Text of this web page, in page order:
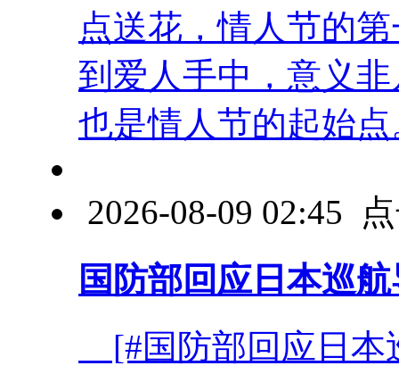
点送花，情人节的
到爱人手中，意义
也是情人节的起始
2026-08-09 02:45
国防部回应日本巡
[#国防部回应日本